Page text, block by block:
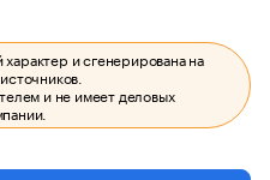
и сгенерирована на
и не имеет деловых